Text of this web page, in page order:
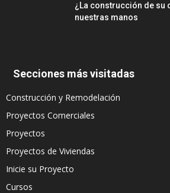
¿La construcción de su
nuestras manos
Secciones más visitadas
Construcción y Remodelación
Proyectos Comerciales
Proyectos
Proyectos de Viviendas
Inicie su Proyecto
Cursos